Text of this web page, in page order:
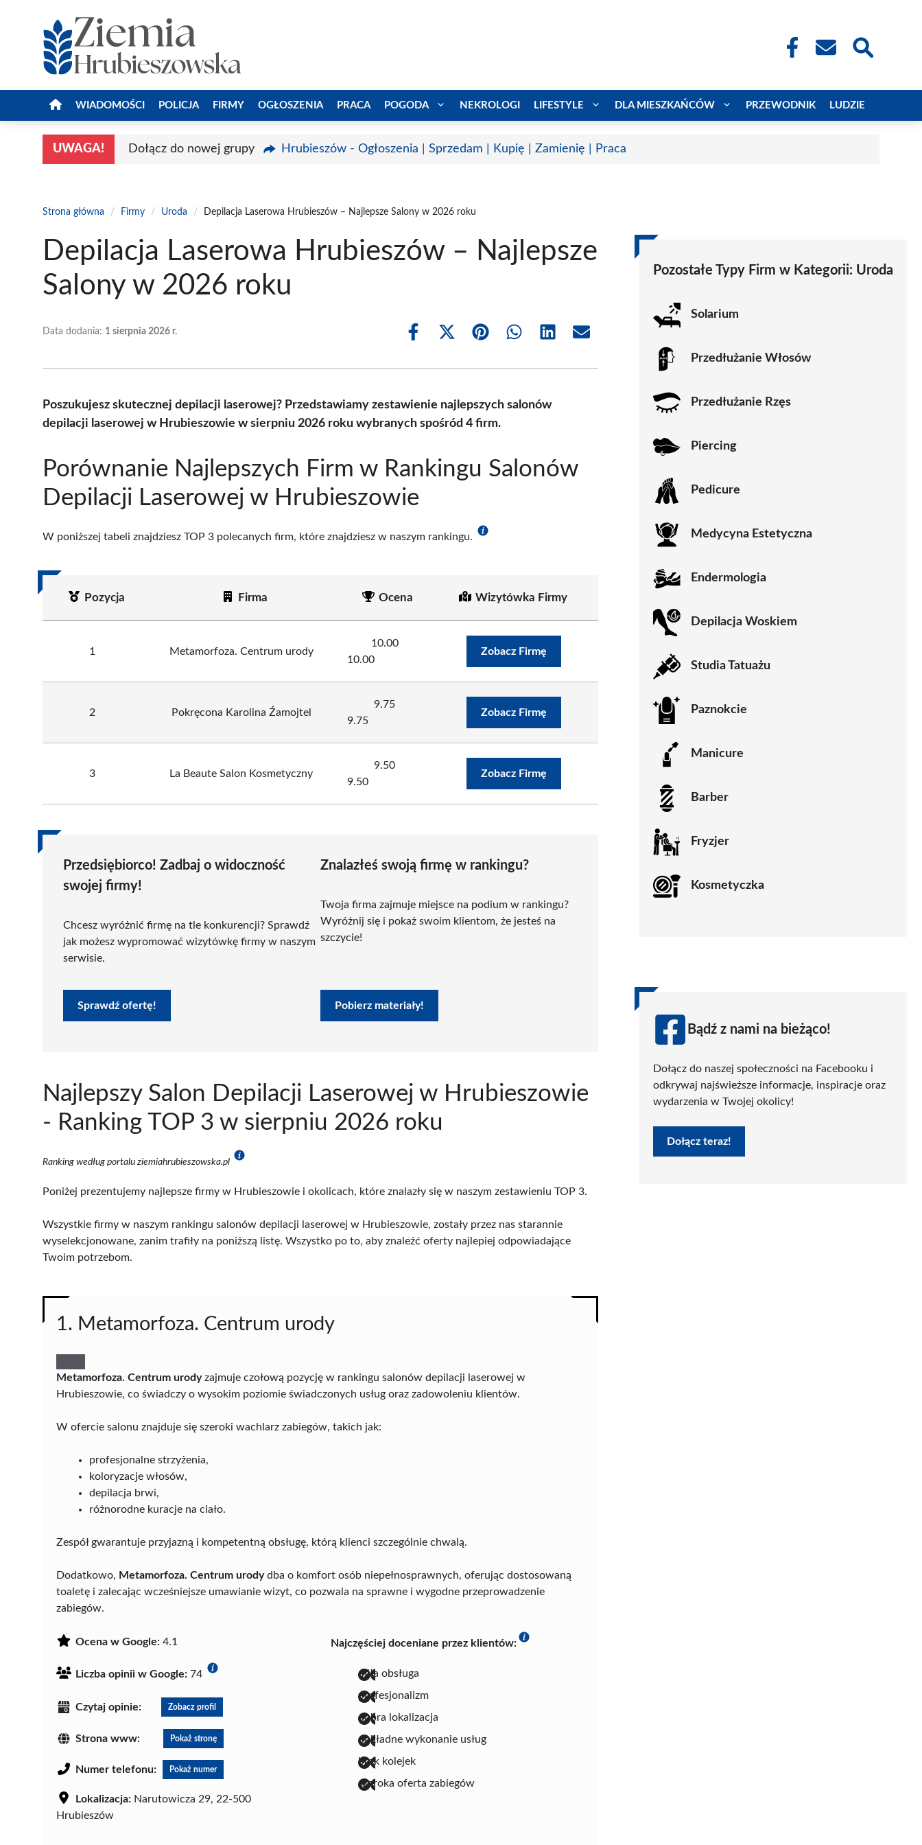
WIADOMOŚCI POLICJA FIRMY OGŁOSZENIA PRACA POGODA NEKROLOGI LIFESTYLE DLA MIESZKAŃCÓW PRZEWODNIK LUDZIE
UWAGA! Dołącz do nowej grupy Hrubieszów - Ogłoszenia | Sprzedam | Kupię | Zamienię | Praca
Strona główna / Firmy / Uroda / Depilacja Laserowa Hrubieszów – Najlepsze Salony w 2026 roku
Depilacja Laserowa Hrubieszów – Najlepsze
Salony w 2026 roku
Data dodania: 1 sierpnia 2026 r.
Share
Share
(Twitter)
Share Share Share Share
Poszukujesz skutecznej depilacji laserowej? Przedstawiamy zestawienie najlepszych salonów
depilacji laserowej w Hrubieszowie w sierpniu 2026 roku wybranych spośród 4 firm.
Porównanie Najlepszych Firm w Rankingu Salonów
Depilacji Laserowej w Hrubieszowie
W poniższej tabeli znajdziesz TOP 3 polecanych firm, które znajdziesz w naszym rankingu.
Pozycja Firma Ocena Wizytówka Firmy
1 Metamorfoza. Centrum urody
10.00
10.00
Zobacz Firmę
2 Pokręcona Karolina Źamojtel
9.75
9.75
Zobacz Firmę
3 La Beaute Salon Kosmetyczny
9.50
9.50
Zobacz Firmę
Przedsiębiorco! Zadbaj o widoczność
swojej firmy!
Chcesz wyróżnić firmę na tle konkurencji? Sprawdź
jak możesz wypromować wizytówkę firmy w naszym
serwisie.
Sprawdź ofertę!
Znalazłeś swoją firmę w rankingu?
Twoja firma zajmuje miejsce na podium w rankingu?
Wyróżnij się i pokaż swoim klientom, że jesteś na
szczycie!
Pobierz materiały!
Najlepszy Salon Depilacji Laserowej w Hrubieszowie
- Ranking TOP 3 w sierpniu 2026 roku
Ranking według portalu ziemiahrubieszowska.pl
Poniżej prezentujemy najlepsze firmy w Hrubieszowie i okolicach, które znalazły się w naszym zestawieniu TOP 3.
Wszystkie firmy w naszym rankingu salonów depilacji laserowej w Hrubieszowie, zostały przez nas starannie
wyselekcjonowane, zanim trafiły na poniższą listę. Wszystko po to, aby znaleźć oferty najlepiej odpowiadające
Twoim potrzebom.
1. Metamorfoza. Centrum urody
Metamorfoza. Centrum urodyzajmuje czołową pozycję w rankingu salonów depilacji laserowej w
Hrubieszowie, co świadczy o wysokim poziomie świadczonych usług oraz zadowoleniu klientów.
W ofercie salonu znajduje się szeroki wachlarz zabiegów, takich jak:
profesjonalne strzyżenia,
koloryzacje włosów,
depilacja brwi,
różnorodne kuracje na ciało.
Zespół gwarantuje przyjazną i kompetentną obsługę, którą klienci szczególnie chwalą.
Dodatkowo, Metamorfoza. Centrum urodydba o komfort osób niepełnosprawnych, oferując dostosowaną
toaletę i zalecając wcześniejsze umawianie wizyt, co pozwala na sprawne i wygodne przeprowadzenie
zabiegów.
Ocena w Google: 4.1
Liczba opinii w Google: 74
Czytaj opinie: Zobacz profil
Strona www: Pokaż stronę
Numer telefonu: Pokaż numer
Lokalizacja: Narutowicza 29, 22-500
Hrubieszów
Najczęściej doceniane przez klientów:
miła obsługa
profesjonalizm
dobra lokalizacja
dokładne wykonanie usług
brak kolejek
szeroka oferta zabiegów
Pozostałe Typy Firm w Kategorii: Uroda
Solarium
Przedłużanie Włosów
Przedłużanie Rzęs
Piercing
Pedicure
Medycyna Estetyczna
Endermologia
Depilacja Woskiem
Studia Tatuażu
Paznokcie
Manicure
Barber
Fryzjer
Kosmetyczka
Bądź z nami na bieżąco!
Dołącz do naszej społeczności na Facebooku i
odkrywaj najświeższe informacje, inspiracje oraz
wydarzenia w Twojej okolicy!
Dołącz teraz!